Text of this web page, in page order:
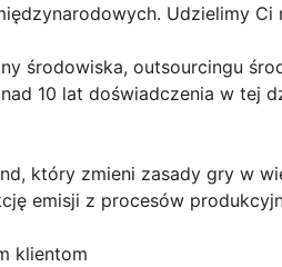
Udzielimy Ci
środowiska, outsourcingu
10 lat doświadczenia w tej
który zmieni zasady gry w
emisji z procesów
klientom